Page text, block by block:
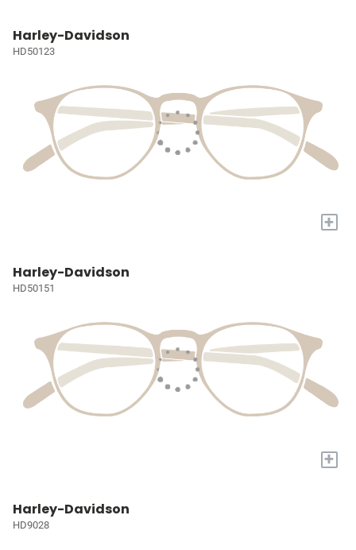
Harley-Davidson
HD50123
+
Harley-Davidson
HD50151
+
Harley-Davidson
HD9028